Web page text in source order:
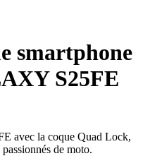
smartphone
S25FE
avec la coque Quad Lock,
de moto.